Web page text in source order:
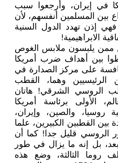
في إيران، وأرجعوا سبب
بين المسلمين أنفسهم، لأن
إذن تهدد الدول السنية
الابراهيمية!
ممن يلبسون ملابس الغوص
بين أهداف ضرب أمريكا
على مركز الصدارة في
الرئيسيين وهما، القطب
الروسي الشرقي! هاتان
الأولى برئاسة أمريكا
روسيا، والصين، وإيران،
بين القطبين الكبيرين، علما
الروسي قليل جدا! كما أن
بل إنه ما يزال في طور
روما الثالثة، وضع هذه